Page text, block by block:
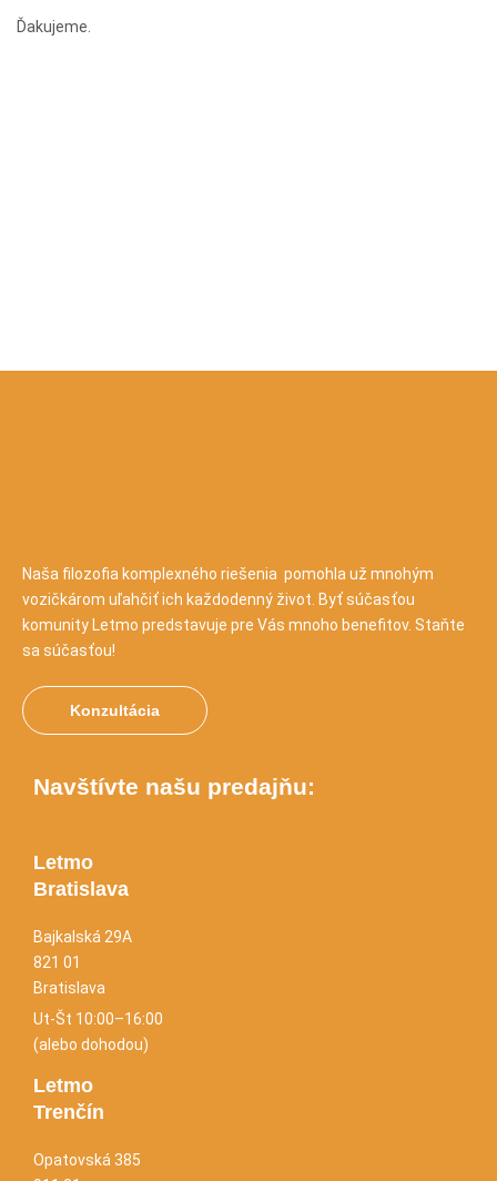
Ďakujeme.
Naša filozofia komplexného riešenia pomohla už mnohým
vozičkárom uľahčiť ich každodenný život. Byť súčasťou
komunity Letmo predstavuje pre Vás mnoho benefitov. Staňte
sa súčasťou!
Konzultácia
Navštívte našu predajňu:
Letmo
Bratislava
Bajkalská 29A
821 01
Bratislava
Ut-Št 10:00–16:00
(alebo dohodou)
Letmo
Trenčín
Opatovská 385